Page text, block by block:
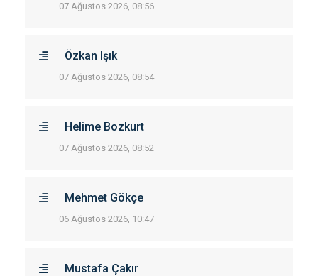
07 Ağustos 2026, 08:56
Özkan Işık
07 Ağustos 2026, 08:54
Helime Bozkurt
07 Ağustos 2026, 08:52
Mehmet Gökçe
06 Ağustos 2026, 10:47
Mustafa Çakır